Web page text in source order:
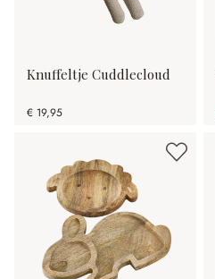
Knuffeltje Cuddlecloud
€ 19,95